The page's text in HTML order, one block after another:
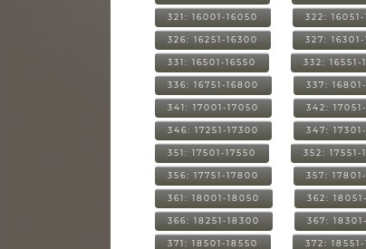
321: 16001-16050 322: 16051-
326: 16251-16300 327: 16301-
331: 16501-16550 332: 16551-
336: 16751-16800 337:
341: 17001-17050 342:
346: 17251-17300 347:
351: 17501-17550 352: 17551-
356: 17751-17800 357:
361: 18001-18050 362:
366: 18251-18300 367:
371: 18501-18550 372: